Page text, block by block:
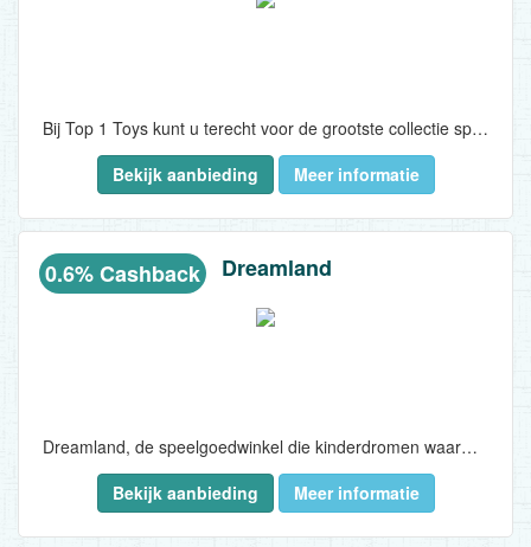
Bij Top 1 Toys kunt u terecht voor de grootste collectie speelgoed, naast een grote merken collectie zijn er een aantal exclusieve artikelen.
Door de slimme indeling van productgroepen blijft de winkel overzichtelijk en winkelt u prettig...
Bekijk aanbieding Meer informatie
0.6% Cashback Dreamland
Dreamland, de speelgoedwinkel die kinderdromen waarmaakt!..
Bekijk aanbieding
Meer informatie